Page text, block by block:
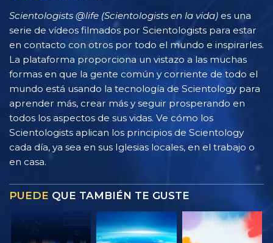
Scientologists @life (Scientologists en la vida) es una
serie de vídeos filmados por Scientologists para estar
en contacto con otros por todo el mundo e inspirarles.
La plataforma proporciona un vistazo a las muchas
formas en que la gente común y corriente de todo el
mundo está usando la tecnología de Scientology para
aprender más, crear más y seguir prosperando en
todos los aspectos de sus vidas. Ve cómo los
Scientologists aplican los principios de Scientology
cada día, ya sea en sus Iglesias locales, en el trabajo o
en casa.
PUEDE QUE TAMBIÉN TE GUSTE